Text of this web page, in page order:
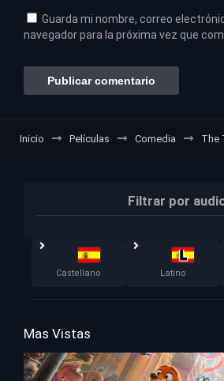
Guarda mi nombre, correo
navegador para la próxima vez que
Inicio Películas Comedia The
Filtrar por
Castellano Latino
Mas Vistas